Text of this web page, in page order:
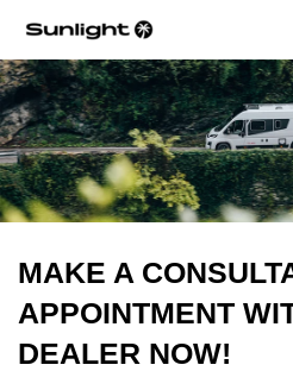
MAKE A
APPOINTMENT
DEALER NOW!